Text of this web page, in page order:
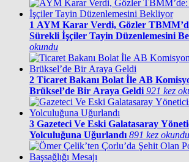
1 AYM Karar Verdi, Gözler
Sürekli İşçiler Tayin Düzenlemesini
okundu
2 Ticaret Bakanı Bolat İle AB
Brüksel’de Bir Araya Geldi 921 kez
3 Gazeteci Ve Eski Galatasaray
Yolculuğuna Uğurlandı 891 kez okundu